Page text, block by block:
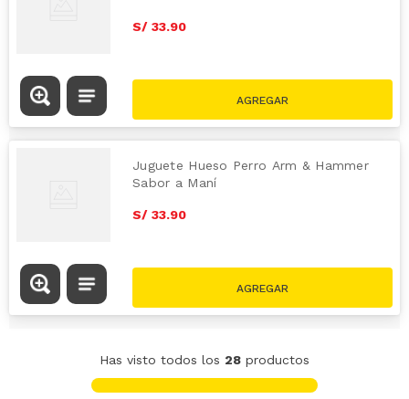
S/ 33.90
Juguete Hueso Perro Arm & Hammer
Sabor a Maní
S/ 33.90
Has visto todos los 28 productos